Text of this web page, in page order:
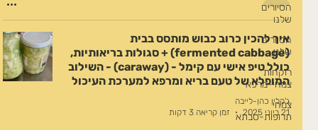
הסיורים
שלנו
הסיורים
שלנו
רוקחות
צמחי-מרפא
צמחי
תרופות-סבתא
איך להכין כרוב כבוש מותסס בבית
(fermented cabbage) + סגולות בריאותיות,
כולל טיפ אישי עם קימל - (caraway) - השילוב
המופלא של טעם בריא ומרפא למערכת העיכול
ג'קלין כהן-לייבה
21 ביוני 2025
זמן קריאה 3 דקות